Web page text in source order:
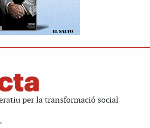
per la transformació social